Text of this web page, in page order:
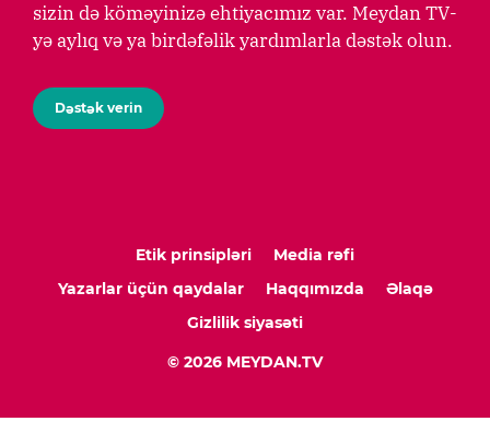
sizin də köməyinizə ehtiyacımız var. Meydan TV-
yə aylıq və ya birdəfəlik yardımlarla dəstək olun.
Dəstək verin
Etik prinsipləri
Media rəfi
Yazarlar üçün qaydalar
Haqqımızda
Əlaqə
Gizlilik siyasəti
© 2026 MEYDAN.TV